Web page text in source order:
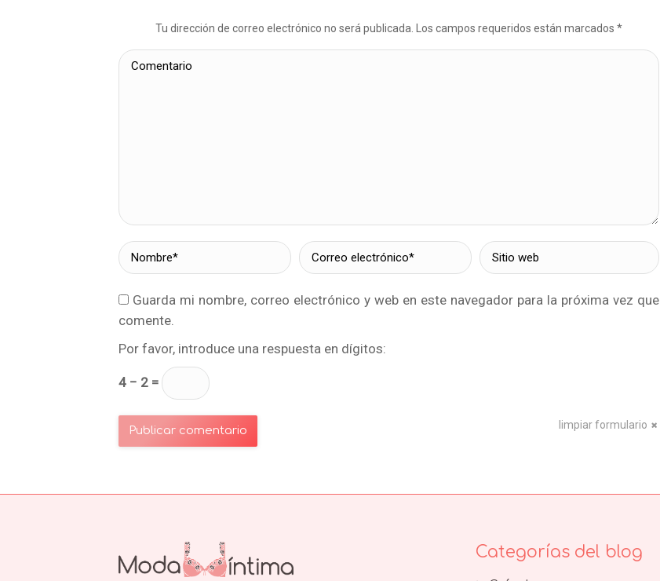
Tu dirección de correo electrónico no será publicada. Los campos requeridos están marcados*
Comentario
Nombre * Correo electrónico * Sitio web
Guarda mi nombre, correo electrónico y web en este navegador para la próxima vez que
comente.
Por favor, introduce una respuesta en dígitos:
4 − 2 =
limpiar formulario
Publicar comentario
Categorías del blog